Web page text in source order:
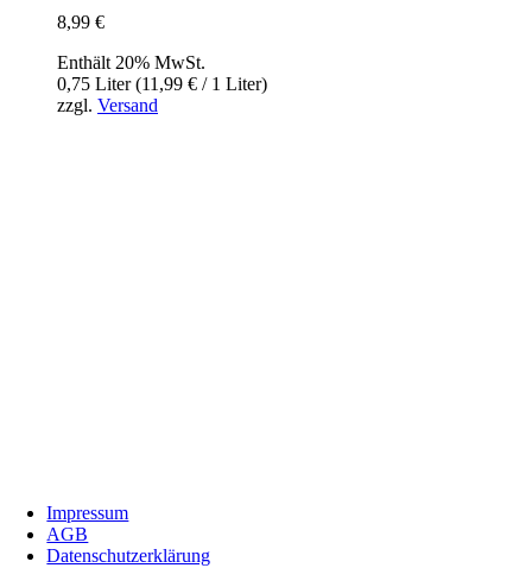
8,99 €
Enthält 20% MwSt.
0,75 Liter (11,99 € / 1 Liter)
zzgl. Versand
Impressum
AGB
Datenschutzerklärung